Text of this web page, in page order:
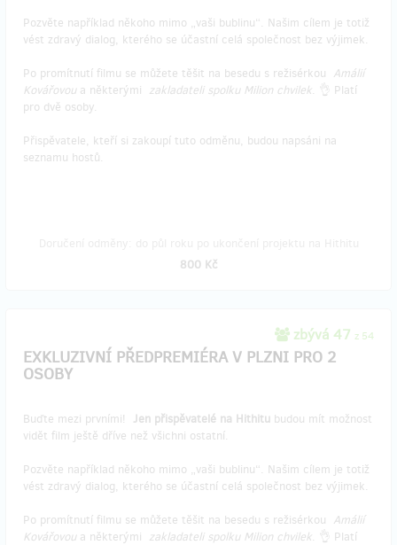
Pozvěte například někoho mimo „vaši bublinu“. Našim cílem je totiž
vést zdravý dialog, kterého se účastní celá společnost bez výjimek.
Po promítnutí filmu se můžete těšit na besedu s režisérkou Amálií
Kovářovou a některými zakladateli spolku Milion chvilek. 👌 Platí
pro dvě osoby.
Přispěvatele, kteří si zakoupí tuto odměnu, budou napsáni na
seznamu hostů.
800 Kč
zbývá 47 z 54
EXKLUZIVNÍ PŘEDPREMIÉRA V PLZNI PRO 2
OSOBY
Buďte mezi prvními! Jen přispěvatelé na Hithitu budou mít možnost
vidět film ještě dříve než všichni ostatní.
Pozvěte například někoho mimo „vaši bublinu“. Našim cílem je totiž
vést zdravý dialog, kterého se účastní celá společnost bez výjimek.
Po promítnutí filmu se můžete těšit na besedu s režisérkou Amálií
Kovářovou a některými zakladateli spolku Milion chvilek. 👌 Platí